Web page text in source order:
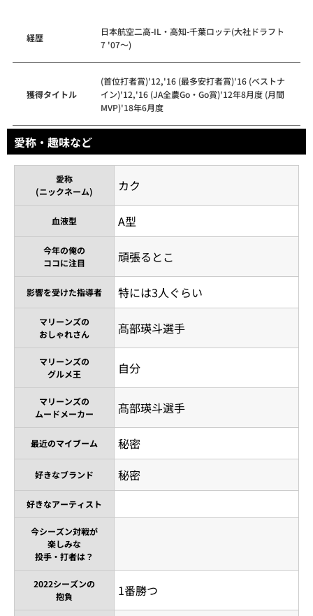
経歴
日本航空二高-IL・高知-千葉ロッテ(大社ドラフト
7 '07～)
獲得タイトル
(首位打者賞)'12,'16 (最多安打者賞)'16 (ベストナ
イン)'12,'16 (JA全農Go・Go賞)'12年8月度 (月間
MVP)'18年6月度
愛称・趣味など
愛称
(ニックネーム)
カク
血液型 A型
今年の俺の
ココに注目
頑張るとこ
影響を受けた指導者 特には3人ぐらい
マリーンズの
おしゃれさん
髙部瑛斗選手
マリーンズの
グルメ王
自分
マリーンズの
ムードメーカー
髙部瑛斗選手
最近のマイブーム 秘密
好きなブランド 秘密
好きなアーティスト
今シーズン対戦が
楽しみな
投手・打者は？
2022シーズンの
抱負
1番勝つ